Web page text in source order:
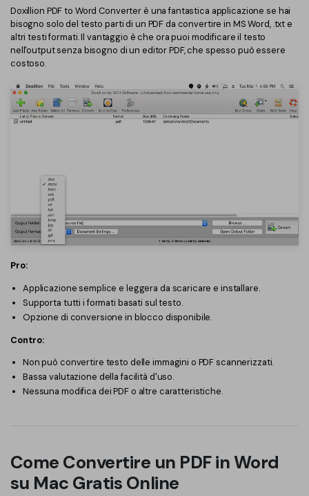
Doxillion PDF to Word Converter è una fantastica applicazione se hai
bisogno solo del testo parti di un PDF da convertire in MS Word, .txt e
altri testi formati. Il vantaggio è che ora puoi modificare il testo
nell'output senza bisogno di un editor PDF, che spesso può essere
costoso.
Pro:
Applicazione semplice e leggera da scaricare e installare.
Supporta tutti i formati basati sul testo.
Opzione di conversione in blocco disponibile.
Contro:
Non può convertire testo delle immagini o PDF scannerizzati.
Bassa valutazione della facilità d'uso.
Nessuna modifica dei PDF o altre caratteristiche.
Come Convertire un PDF in Word
su Mac Gratis Online